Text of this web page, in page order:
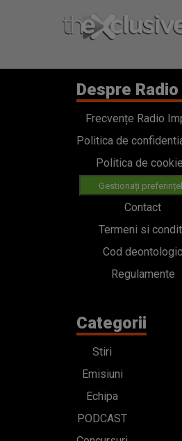
Despre
Frecvențe Radio
Politica de
Politica de
Gestionați
Contact
Termeni si
Cod deontologic
Regulamente
Categorii
Stiri
Emisiuni
Echipa
PODCAST